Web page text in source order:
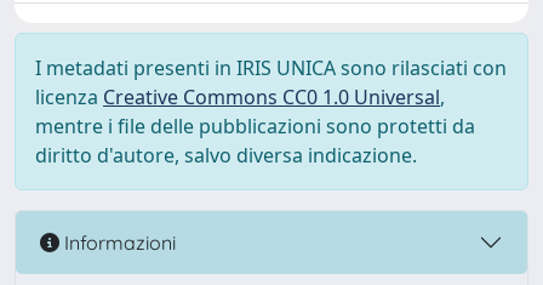
I metadati presenti in IRIS UNICA sono rilasciati con
licenza Creative Commons CC0 1.0 Universal,
mentre i file delle pubblicazioni sono protetti da
diritto d'autore, salvo diversa indicazione.
Informazioni